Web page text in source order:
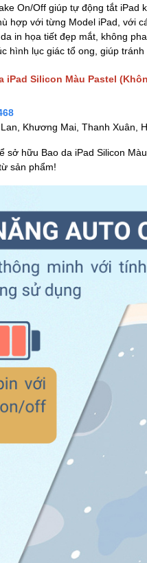
On/Off giúp tự động tắt iPad
hợp với từng Model iPad, với
in họa tiết đẹp mắt, không
hình lục giác tổ ong, giúp
iPad Silicon Màu Pastel
Khương Mai, Thanh Xuân,
sở hữu Bao da iPad Silicon
sản phẩm!